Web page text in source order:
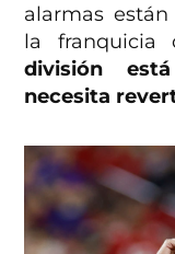
alarmas
la franquicia
división
necesita